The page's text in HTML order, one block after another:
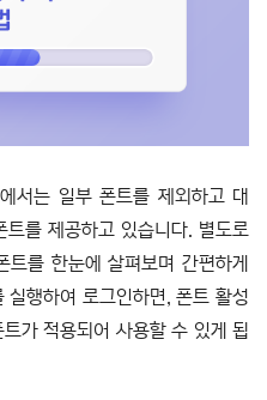
서는 일부 폰트를 제외하고 대
를 제공하고 있습니다. 별도로
를 한눈에 살펴보며 간편하게
실행하여 로그인하면, 폰트 활성
가 적용되어 사용할 수 있게 됩